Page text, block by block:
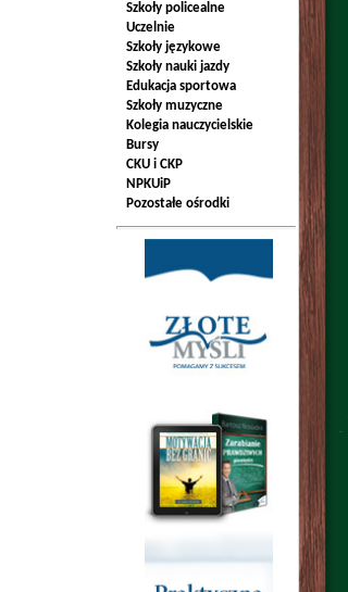
Szkoły policealne
Uczelnie
Szkoły językowe
Szkoły nauki jazdy
Edukacja sportowa
Szkoły muzyczne
Kolegia nauczycielskie
Bursy
CKU i CKP
NPKUiP
Pozostałe ośrodki